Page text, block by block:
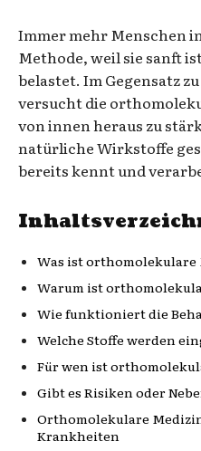
Immer mehr Menschen
Methode, weil sie sanft
belastet. Im Gegensatz
versucht die
von innen heraus zu
natürliche Wirkstoffe
bereits kennt und
Was ist orthomolekulare
Warum ist
Wie funktioniert die
Welche Stoffe werden
Für wen ist
Gibt es Risiken oder
Orthomolekulare
Krankheiten